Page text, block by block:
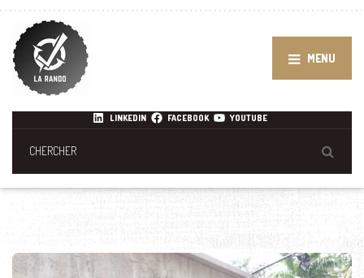
MENU
LINKEDIN FACEBOOK YOUTUBE